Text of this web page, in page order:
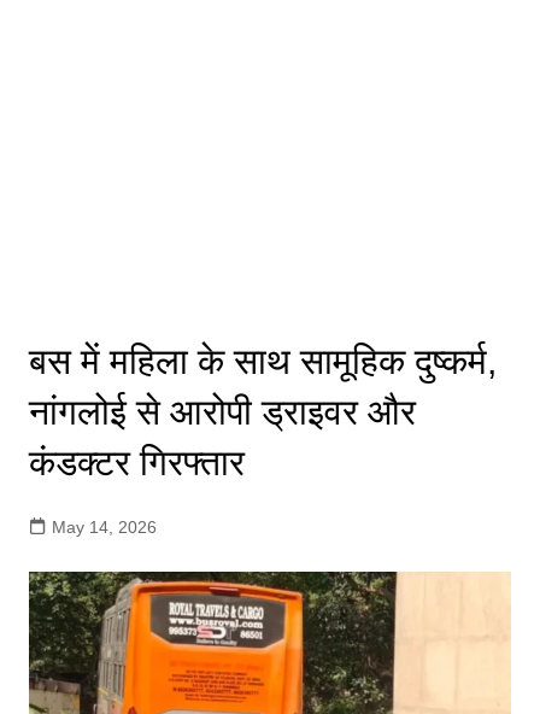
बस में महिला के साथ सामूहिक दुष्कर्म,
नांगलोई से आरोपी ड्राइवर और
कंडक्टर गिरफ्तार
May 14, 2026